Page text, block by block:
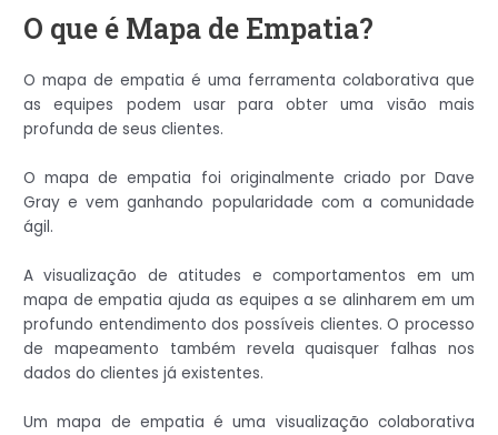
O que é Mapa de Empatia?
O mapa de empatia é uma ferramenta colaborativa que
as equipes podem usar para obter uma visão mais
profunda de seus clientes.
O mapa de empatia foi originalmente criado por Dave
Gray e vem ganhando popularidade com a comunidade
ágil.
A visualização de atitudes e comportamentos em um
mapa de empatia ajuda as equipes a se alinharem em um
profundo entendimento dos possíveis clientes. O processo
de mapeamento também revela quaisquer falhas nos
dados do clientes já existentes.
Um mapa de empatia é uma visualização colaborativa